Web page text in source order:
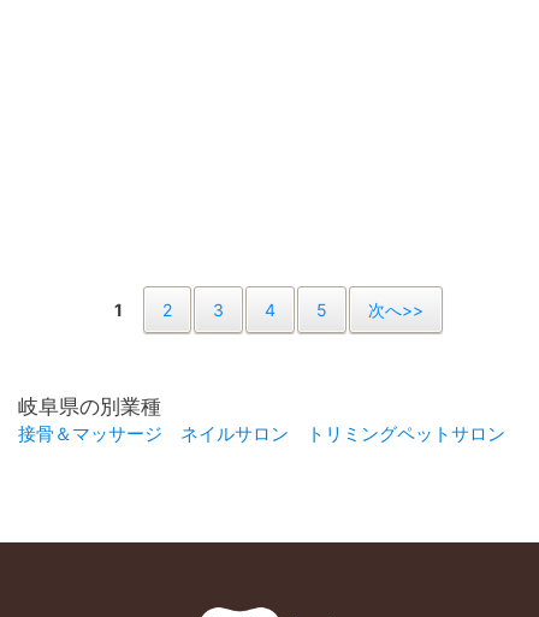
1 2 3 4 5 次へ>>
岐阜県の別業種
接骨＆マッサージ ネイルサロン トリミングペットサロン